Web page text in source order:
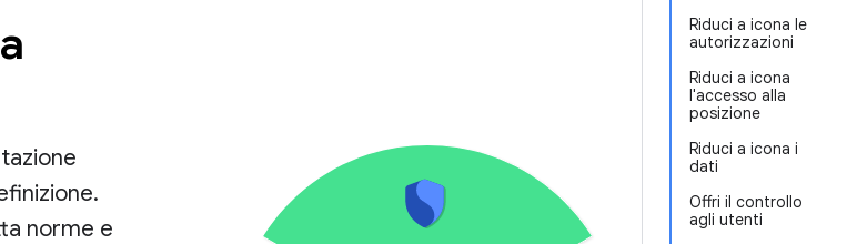
Riduci a icona le
autorizzazioni
Riduci a icona
l'accesso alla
posizione
Riduci a icona i
dati
Offri il controllo
agli utenti
norme e